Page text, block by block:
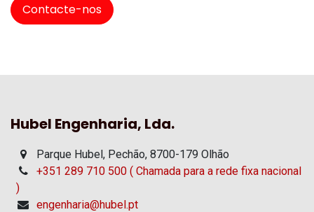
Contacte-nos
Hubel Engenharia, Lda.
Parque Hubel, Pechão, 8700-179 Olhão
+351 289 710 500 ( Chamada para a rede fixa nacional
)
engenharia@hubel.pt